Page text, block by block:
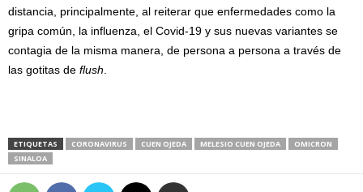
distancia, principalmente, al reiterar que enfermedades como la
gripa común, la influenza, el Covid-19 y sus nuevas variantes se
contagia de la misma manera, de persona a persona a través de
las gotitas de flush
ETIQUETAS CORONAVIRUS CUEN OJEDA MELESIO CUEN OJEDA
OMICRON
SINALOA